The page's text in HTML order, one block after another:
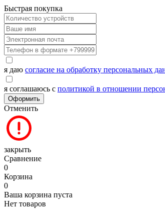
Быстрая покупка
я даю согласие на обработку персональных
я соглашаюсь с политикой в отношении
Оформить
Отменить
закрыть
Сравнение
0
Корзина
0
Ваша корзина пуста
Нет товаров